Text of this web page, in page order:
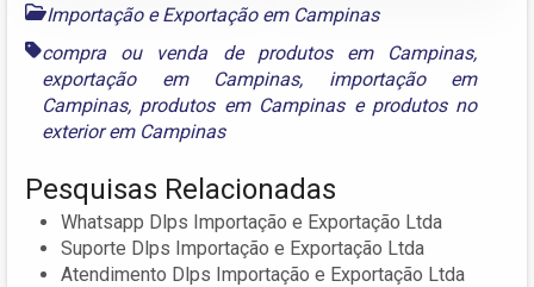
Importação e Exportação em Campinas
compra ou venda de produtos em Campinas,
exportação em Campinas, importação em
Campinas, produtos em Campinase produtos no
exterior em Campinas
Pesquisas Relacionadas
Whatsapp Dlps Importação e Exportação Ltda
Suporte Dlps Importação e Exportação Ltda
Atendimento Dlps Importação e Exportação Ltda